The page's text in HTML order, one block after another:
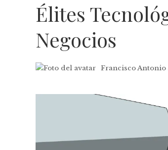
Élites
Negocios
Francisco Antonio